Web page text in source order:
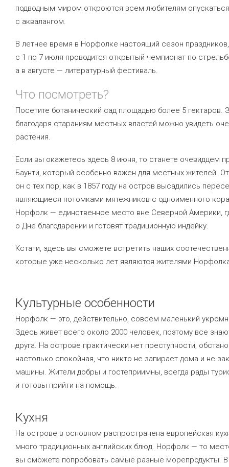
подводным миром откроются всем любителям опускаться
с аквалангом.
В летнее время в Норфолке настоящий сезон
с 1 по 7 июля проводится открытый чемпионат по
а в августе — литературный фестиваль.
Что посмотреть?
Посетите ботанический сад площадью более 5 гектаров.
благодаря стараниям местных властей можно увидеть
растения.
Если вы окажетесь здесь 8 июня, то станете очевидцем
Баунти, который особенно важен для местных жителей.
он с тех пор, как в 1857 году на остров высадились
являющиеся потомками мятежников с одноименного
Норфолк — единственное место вне Северной Америки,
о Дне благодарении и готовят традиционную индейку.
Кстати, здесь вы сможете встретить наших
которые уже несколько лет являются жителями
Культурные особенности
Норфолк — это, действительно, совсем маленький
Здесь живет всего около 2000 человек, поэтому все
друга. На острове практически нет преступности,
настолько спокойная, что никто не запирает дома и не
машины. Жители добры и гостеприимны, всегда рады
и готовы прийти на помощь.
Кухня
На острове в основном распространена европейская
много традиционных английских блюд. Норфолк — то
вы сможете попробовать самые разные морепродукты.